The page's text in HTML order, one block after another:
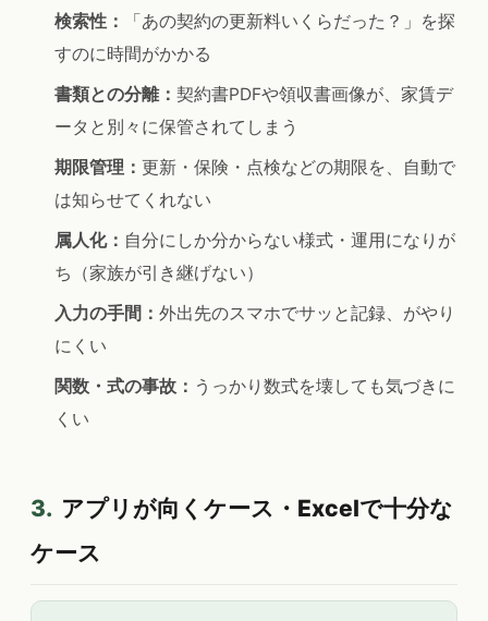
検索性：
「あの契約の更新料いくらだった？」を探
すのに時間がかかる
書類との分離： 契約書PDFや領収書画像が、家賃デ
ータと別々に保管されてしまう
期限管理： 更新・保険・点検などの期限を、自動で
は知らせてくれない
属人化： 自分にしか分からない様式・運用になりが
ち（家族が引き継げない）
入力の手間： 外出先のスマホでサッと記録、がやり
にくい
関数・式の事故： うっかり数式を壊しても気づきに
くい
3. アプリが向くケース・Excelで十分な
ケース